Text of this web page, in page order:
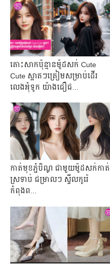
តោះសាកប៉ុន្មានម៉ូដសក់ Cute
Cute ស្អាតៗត្រៀមសម្រាប់ដើរ
លេងអុំទូក យ៉ាងជឿជ...
កាត់មុខភ្ជំបិណ្ឌ ជាមួយម៉ូដ​សក់​កាត់​
ស្រទាប់ ​ជម្រាលៗ ស្ទីល​កូរ៉េ
កំពុងព...